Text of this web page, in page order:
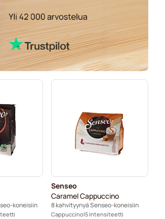
koneisiin
Senseo
Caramel Cappuccino
8 kahvityynyä Senseo-koneisiin
Cappuccino 5 Intensiteetti